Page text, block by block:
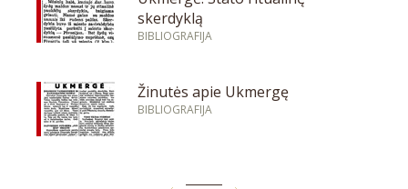
skerdyklą
BIBLIOGRAFIJA
Žinutės apie Ukmergę
BIBLIOGRAFIJA